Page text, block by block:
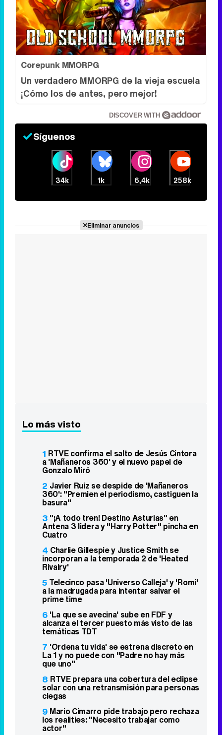
Corepunk MMORPG
Un verdadero MMORPG de la vieja escuela
¡Cómo los de antes, pero mejor!
DISCOVER WITH
Síguenos
34k 1k 6,4k 258k
Eliminar anuncios
Lo más visto
1 RTVE confirma el salto de Jesús Cintora
a 'Mañaneros 360' y el nuevo papel de
Gonzalo Miró
2 Javier Ruiz se despide de 'Mañaneros
360': "Premien el periodismo, castiguen la
basura"
3 "¡A todo tren! Destino Asturias" en
Antena 3 lidera y "Harry Potter" pincha en
Cuatro
4 Charlie Gillespie y Justice Smith se
incorporan a la temporada 2 de 'Heated
Rivalry'
5 Telecinco pasa 'Universo Calleja' y 'Romi'
a la madrugada para intentar salvar el
prime time
6 'La que se avecina' sube en FDF y
alcanza el tercer puesto más visto de las
temáticas TDT
7 'Ordena tu vida' se estrena discreto en
La 1 y no puede con "Padre no hay más
que uno"
8 RTVE prepara una cobertura del eclipse
solar con una retransmisión para personas
ciegas
9 Mario Cimarro pide trabajo pero rechaza
los realities: "Necesito trabajar como
actor"